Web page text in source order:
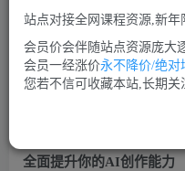
VIP会员
您当前未登
全面提升你的AI创作能力
站点对接全网课程资源,新年
会员价会伴随站点资源庞大
会员一经涨价永不降价/绝对
您若不信可收藏本站,长期关